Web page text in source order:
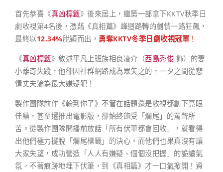
首先恭喜《真凶標籤》後來居上，繼第一部拿下KKTV秋季日
劇收視第4名後，憑藉《真相篇》峰迴路轉的劇情一路狂飆，
最終以12.34%脫穎而出， 勇奪KKTV冬季日劇收視冠軍！
《真凶標籤》敘述平凡上班族相良凌介（西島秀俊 飾）的妻
小離奇失蹤，他卻因社群網路成為眾矢之的，一夕之間從悲
情丈夫淪為最大嫌疑犯！
製作團隊前作《輪到你了》不管在話題還是收視都創下亮眼
佳績，甚至還推出電影版，卻始終飽受「爛尾」的罵聲所
苦。從製作團隊開播前放話「所有伏筆都會回收」，就看得
出他們極力擺脫「爛尾標籤」的決心。而他們也果真沒有讓
大家失望，成功營造「人人有嫌疑、個個沒把握」的詭譎氣
氛，不著痕跡地埋下伏筆，到《真相篇》才一口氣掀開！資